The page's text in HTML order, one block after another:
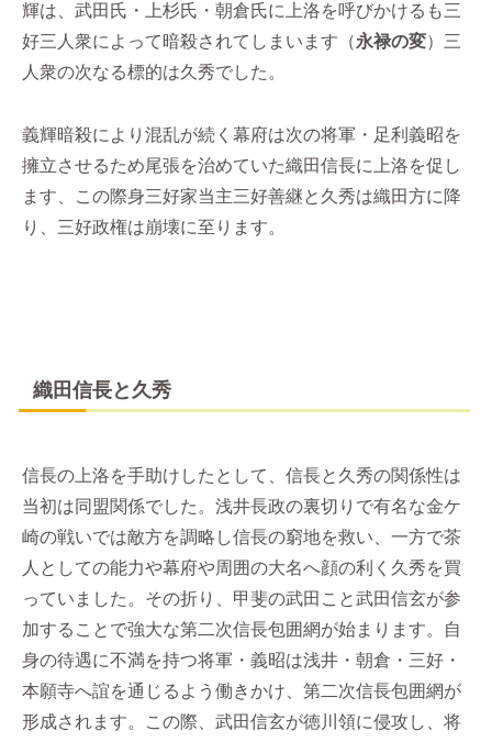
輝は、武田氏・上杉氏・朝倉氏に上洛を呼びかけるも三
好三人衆によって暗殺されてしまいます（永禄の変）三
人衆の次なる標的は久秀でした。
義輝暗殺により混乱が続く幕府は次の将軍・足利義昭を
擁立させるため尾張を治めていた織田信長に上洛を促し
ます、この際身三好家当主三好善継と久秀は織田方に降
り、三好政権は崩壊に至ります。
織田信長と久秀
信長の上洛を手助けしたとして、信長と久秀の関係性は
当初は同盟関係でした。浅井長政の裏切りで有名な金ケ
崎の戦いでは敵方を調略し信長の窮地を救い、一方で茶
人としての能力や幕府や周囲の大名へ顔の利く久秀を買
っていました。その折り、甲斐の武田こと武田信玄が参
加することで強大な第二次信長包囲網が始まります。自
身の待遇に不満を持つ将軍・義昭は浅井・朝倉・三好・
本願寺へ誼を通じるよう働きかけ、第二次信長包囲網が
形成されます。この際、武田信玄が徳川領に侵攻し、将